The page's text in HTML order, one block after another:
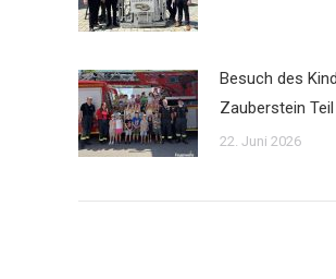
Besuch des
Zauberstein
22. Juni 2026